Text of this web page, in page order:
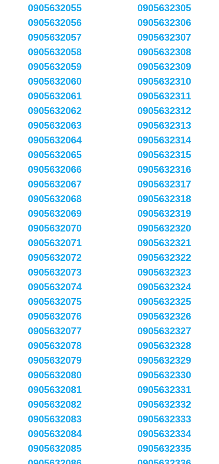
0905632055
0905632056
0905632057
0905632058
0905632059
0905632060
0905632061
0905632062
0905632063
0905632064
0905632065
0905632066
0905632067
0905632068
0905632069
0905632070
0905632071
0905632072
0905632073
0905632074
0905632075
0905632076
0905632077
0905632078
0905632079
0905632080
0905632081
0905632082
0905632083
0905632084
0905632085
0905632305
0905632306
0905632307
0905632308
0905632309
0905632310
0905632311
0905632312
0905632313
0905632314
0905632315
0905632316
0905632317
0905632318
0905632319
0905632320
0905632321
0905632322
0905632323
0905632324
0905632325
0905632326
0905632327
0905632328
0905632329
0905632330
0905632331
0905632332
0905632333
0905632334
0905632335